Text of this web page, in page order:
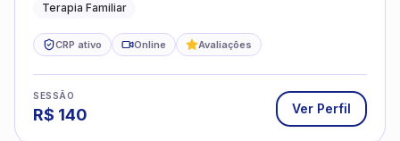
Terapia Familiar
CRP ativo Online Avaliações
SESSÃO
R$ 140 Ver Perfil